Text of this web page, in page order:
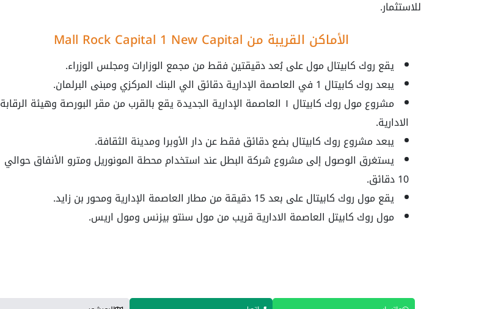
للاستثمار.
الأماكن القريبة من Mall Rock Capital 1 New Capital
يقع روك كابيتال مول على بُعد دقيقتين فقط من مجمع الوزارات ومجلس الوزراء.
يبعد روك كابيتال 1 في العاصمة الإدارية دقائق الي البنك المركزي ومبنى البرلمان.
مشروع مول روك كابيتال ١ العاصمة الإدارية الجديدة يقع بالقرب من مقر البورصة وهيئة الرقابة
الادارية.
يبعد مشروع روك كابيتال بضع دقائق فقط عن دار الأوبرا ومدينة الثقافة.
يستغرق الوصول إلى مشروع شركة البطل عند استخدام محطة المونوريل ومترو الأنفاق حوالي
10 دقائق.
يقع مول روك كابيتال على بعد 15 دقيقة من مطار العاصمة الإدارية ومحور بن زايد.
مول روك كابيتل العاصمة الادارية قريب من مول سنتو بيزنس ومول اريس.